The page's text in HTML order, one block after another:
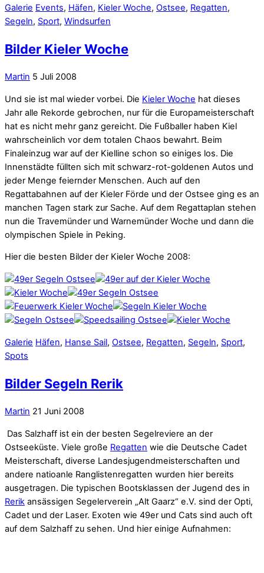
Galerie Events, Häfen, Kieler Woche, Ostsee, Regatten,
Segeln, Sport, Windsurfen
Bilder Kieler Woche
Martin 5 Juli 2008
Und sie ist mal wieder vorbei. Die Kieler Woche hat dieses
Jahr alle Rekorde gebrochen, nur für die Europameisterschaft
hat es nicht mehr ganz gereicht. Die Fußballer haben Kiel
wahrscheinlich vor dem totalen Chaos bewahrt. Beim
Finaleinzug war auf der Kielline schon so einiges los. Die
Innenstädte füllten sich mit schwarz-rot-goldenen Autos und
jeder Menge feiernder Menschen. Auch auf den
Regattabahnen auf der Kieler Förde und der Ostsee ging es an
manchen Tagen stark zur Sache. Auf dem Regattaplan stehen
nun die Travemünder und Warnemünder Woche und dann die
olympischen Spiele in Peking.
Hier die besten Bilder der Kieler Woche 2008:
Galerie Häfen, Hanse Sail, Ostsee, Regatten, Segeln, Sport,
Spots
Bilder Segeln Rerik
Martin 21 Juni 2008
Das Salzhaff ist ein der besten Segelreviere an der
Ostseeküste. Viele große Regatten wie die Deutsche Cadet
Meisterschaft, diverse Landesjugendmeisterschaften und
andere natioanle Ranglistenregatten wurden hier bereits
ausgetragen. Die typischen Bootsklassen der Jugend des in
Rerik ansässigen Segelerverein „Alt Gaarz“ e.V. sind der Opti,
Cadet und der Laser. Exoten wie 49er und Cats sind auch oft
auf dem Salzhaff zu sehen. Und hier einige Aufnahmen: